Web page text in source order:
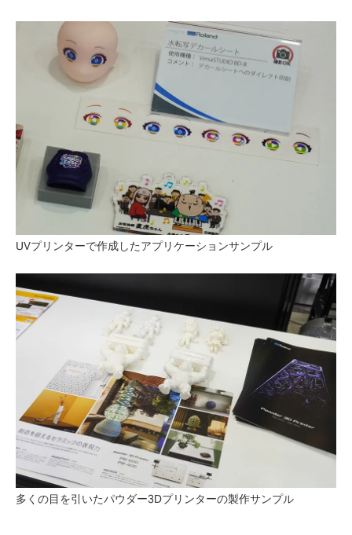
UVプリンターで作成したアプリケーションサンプル
多くの目を引いたパウダー3Dプリンターの製作サンプル